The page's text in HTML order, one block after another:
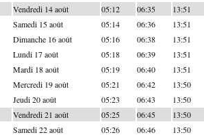
Vendredi 14 août 05:12 06:35 13:51
Samedi 15 août 05:14 06:36 13:51
Dimanche 16 août 05:16 06:38 13:51
Lundi 17 août 05:18 06:39 13:51
Mardi 18 août 05:19 06:40 13:51
Mercredi 19 août 05:21 06:42 13:50
Jeudi 20 août 05:23 06:43 13:50
Vendredi 21 août 05:25 06:45 13:50
Samedi 22 août 05:26 06:46 13:50